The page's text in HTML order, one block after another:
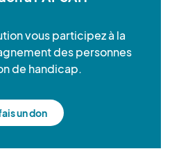
vous participez à la
des personnes
de handicap.
un don